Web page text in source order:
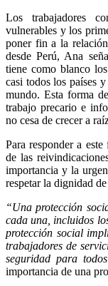
Los trabajadores
vulnerables y los
poner fin a la
desde Perú, Ana
tiene como blanco
casi todos los países
mundo. Esta forma
trabajo precario e
no cesa de crecer a
Para responder a
de las
importancia y la
respetar la dignidad
“Una protección
cada una, incluidos
protección social
trabajadores de
seguridad para
importancia de una